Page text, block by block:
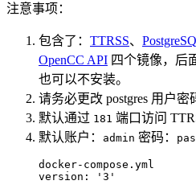
注意事项：
包含了： TTRSS、
OpenCC API 四个镜像，后
也可以不安装。
请务必更改 postgres 用户密
默认通过 181 端口访问
默认账户：
admin 密码：
docker-compose.yml
version: '3'